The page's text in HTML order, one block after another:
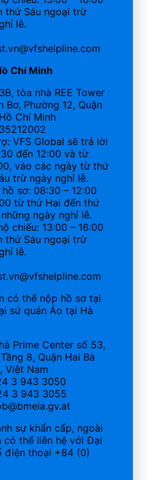
thứ Sáu ngoại trừ
lễ.
Chí Minh
tòa nhà REE Tower
Bơ, Phường 12, Quận
Chí Minh
VFS Global sẽ trả lời
đến 12:00 và từ
vào các ngày từ thứ
trừ ngày nghỉ lễ.
sơ: 08:30 – 12:00
từ thứ Hai đến thứ
ngày nghỉ lễ.
chiếu: 13:00 – 16:00
thứ Sáu ngoại trừ
lễ.
có thể nộp hồ sơ tại
sứ quán Áo tại Hà
Prime Center số 53,
8, Quận Hai Bà
Việt Nam
3 943 3050
3 943 3055
sự khẩn cấp, ngoài
có thể liên hệ với Đại
điện thoại +84 (0)